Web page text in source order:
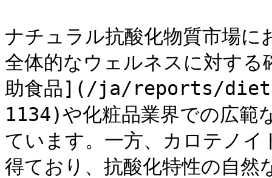
ナチュラル抗酸化物質市場に
全体的なウェルネスに対す
助食品](/ja/reports/
1134)や化粧品業界での広範
ています。一方、カロテノ
得ており、抗酸化特性の自然